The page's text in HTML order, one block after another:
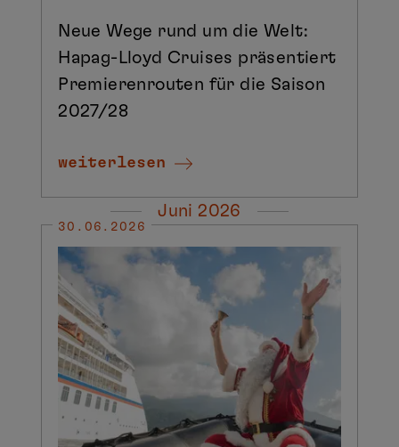
Neue Wege rund um die Welt:
Hapag-Lloyd Cruises präsentiert
Premierenrouten für die Saison
2027/28
weiterlesen
Juni 2026
30.06.2026